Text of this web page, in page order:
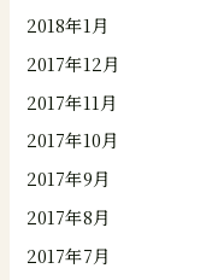
2018年1月
2017年12月
2017年11月
2017年10月
2017年9月
2017年8月
2017年7月